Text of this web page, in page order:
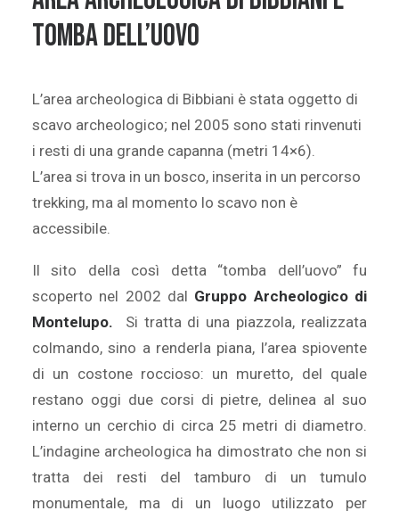
tomba dell’Uovo
L’area archeologica di Bibbiani è stata oggetto di
scavo archeologico; nel 2005 sono stati rinvenuti
i resti di una grande capanna (metri 14×6).
L’area si trova in un bosco, inserita in un percorso
trekking, ma al momento lo scavo non è
accessibile.
Il sito della così detta “tomba dell’uovo” fu
scoperto nel 2002 dal Gruppo Archeologico di
Montelupo.
Si tratta di una piazzola, realizzata
colmando, sino a renderla piana, l’area spiovente
di un costone roccioso: un muretto, del quale
restano oggi due corsi di pietre, delinea al suo
interno un cerchio di circa 25 metri di diametro.
L’indagine archeologica ha dimostrato che non si
tratta dei resti del tamburo di un tumulo
monumentale, ma di un luogo utilizzato per